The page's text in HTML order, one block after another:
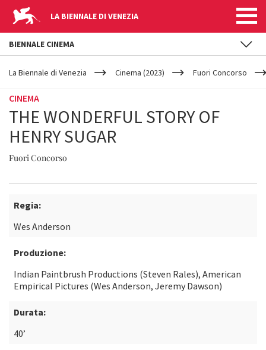
LA BIENNALE DI VENEZIA
YOUR
ARE
La Biennale di Venezia Cinema (2023) Fuori Concorso
CINEMA
THE WONDERFUL STORY OF
HENRY SUGAR
Fuori Concorso
Regia:
Wes Anderson
Produzione:
Indian Paintbrush Productions (Steven Rales), American
Empirical Pictures (Wes Anderson, Jeremy Dawson)
Durata:
40’
BIENNALE CINEMA